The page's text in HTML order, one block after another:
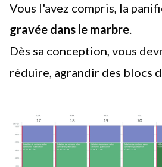
Vous l'avez compris, la
gravée dans le marbre.
Dès sa conception, vous
réduire, agrandir des blocs